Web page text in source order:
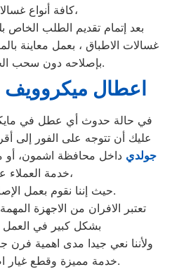
كافة أنواع غسالات الأطباق،
بعد إتمام تقديم الطلب الخاص
غسالات الاطباق ، بعمل معاينة
بإصلاحه دون سحب الجهاز إلى التوكيل.
اعطال
في حالة حدوث أي عطل في
عليك أن تتوجه على الفور إلى
جولدي داخل محافظة اشمون، أو
خدمة العملاء عبر الهاتف،
حيث إننا نقوم بعمل الإصلاحات داخل منزلك.
تعتبر الافران من الاجهزة
بشكل كبير في العمل
ولأننا نعي جيدا مدى اهمية فرن
خدمة مميزة وقطع غيار اصلية لكافة الأعطال.